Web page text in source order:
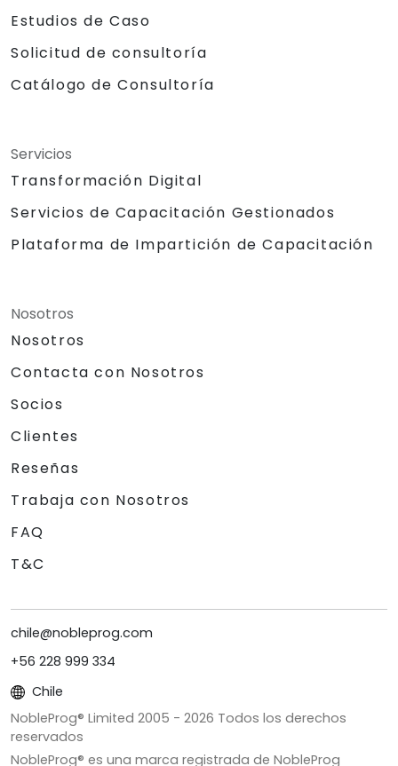
Estudios de Caso
Solicitud de consultoría
Catálogo de Consultoría
Servicios
Transformación Digital
Servicios de Capacitación Gestionados
Plataforma de Impartición de Capacitación
Nosotros
Nosotros
Contacta con Nosotros
Socios
Clientes
Reseñas
Trabaja con Nosotros
FAQ
T&C
chile@nobleprog.com
+56 228 999 334
Chile
NobleProg® Limited 2005 - 2026 Todos los derechos
reservados
NobleProg® es una marca registrada de NobleProg